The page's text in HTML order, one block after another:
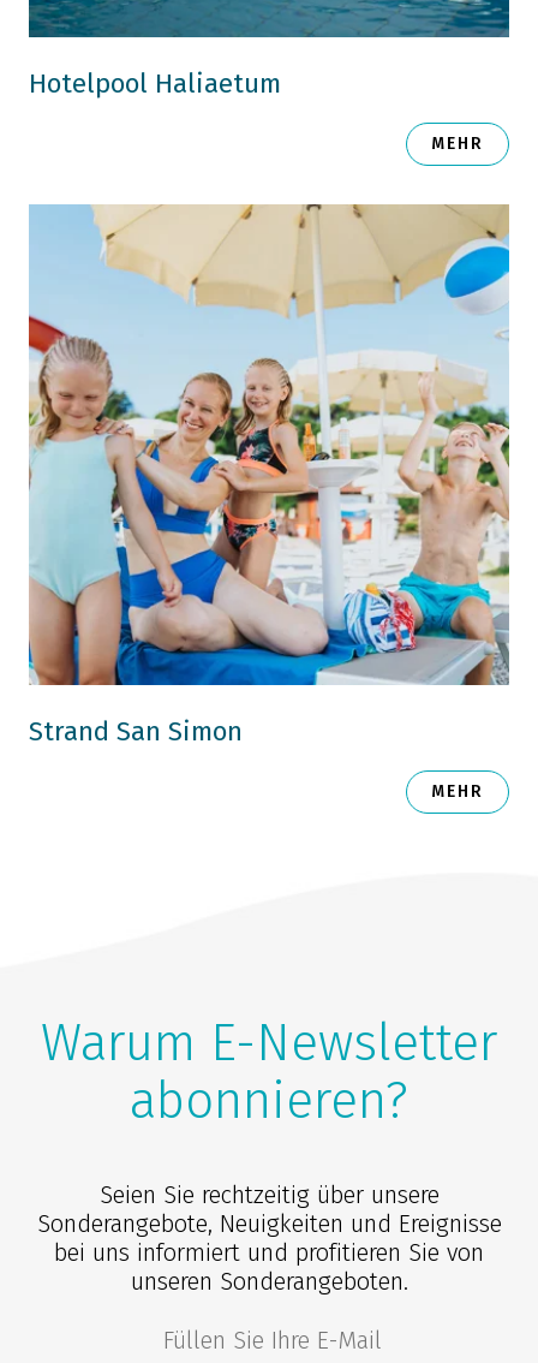
Hotelpool Haliaetum
MEHR
Strand San Simon
MEHR
Warum E-Newsletter
abonnieren?
Seien Sie rechtzeitig über unsere
Sonderangebote, Neuigkeiten und Ereignisse
bei uns informiert und profitieren Sie von
unseren Sonderangeboten.